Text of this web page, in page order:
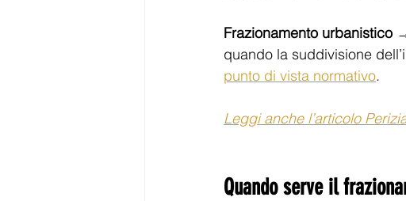
Frazionamento urbanistico
quando la suddivisione
punto di vista normativo.
Leggi anche l’articolo
Quando serve il